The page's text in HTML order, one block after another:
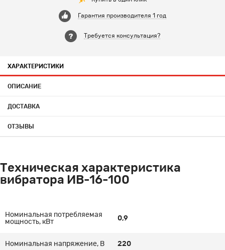
Гарантия производителя 1 год
Требуется консультация?
ХАРАКТЕРИСТИКИ
ОПИСАНИЕ
ДОСТАВКА
ОТЗЫВЫ
Техническая характеристика
вибратора ИВ-16-100
Номинальная потребляемая
мощность, кВт
0,9
Номинальная напряжение, В 220